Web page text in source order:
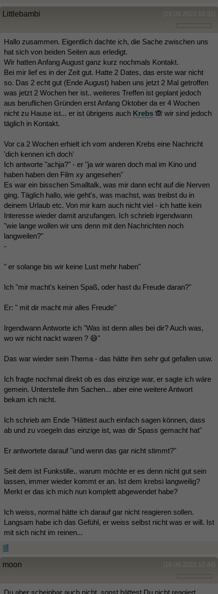
(19.09.2023 10:31)
Littlebambi
Hallo zusammen. Eigentlich dachte ich, die Sache zwischen uns
hat sich von beiden Seiten aus erledigt.
Wir hatten Anfang August ganz kurz nochmals Kontakt.
Bei mir lief es in der Zeit gut. Hatte 2 Dates, das erste war nicht
so. Das 2 echt gut (Ende August) haben uns jetzt 2 Mal getroffen
was jetzt 2 Wochen her ist.. weiteres Treffen ist geplant jedoch
aus beruflichen Gründen erst Anfang Oktober da er 4 Wochen
nicht zu Hause ist... er ist übrigens auch Krebs 🙈 wir sind jedoch
täglich in Kontakt.
Vor ca 2 Wochen erhielt ich vom anderen Krebs eine Nachricht
'dich kennen ich doch'
Ich antworte "achja?" - er "ja wir waren doch mal im Kino und
haben haben den Film xy angesehen"
Es war ein bisschen Smalltalk, was mir dann echt auf die Nerven
ging. Täglich hallo, wie geht's, was machst, was treibst du in
deinem Urlaub etc. Von mir kam auch nicht viel - ich hatte kein
Interesse wieder damit anzufangen. Ich schrieb irgendwann
"wie lange wollen wir uns denn mit den Nachrichten noch
langweilen?"
-
" er solange bis wir keine Lust mehr haben"
Ich "mir macht's keinen Spaß, oder hast du Freude daran?"
Er: " mit dir macht mir alles Freude"
Irgendwann Antworte ich "Was ist denn alles bei dir? Auch was,
wo wir nicht nackt waren ? 😅"
Das war wieder sein Thema - das hätte ihm sehr gut gefallen usw.
Ich fragte nochmal direkt ob es das einzige war, er sagte ich wäre
gemein. Unterstelle ihm Sachen... aber eine weitere Antwort
bekam ich nicht.
Ich schrieb am Ende "Hättest auch einfach sagen können, dass
ab und zu voegeln das einzige ist, was dir Spass gemacht hat"
Er antwortete darauf "und wenn das gar nicht stimmt?"
Seit dem ist Funkstille.. warum möchte er es denn nicht gut sein
lassen, immer wieder kommt er an. Ist dem krebsi langweilig?
Merkt er das ich mich nun komplett abgewendet habe?
Ich weiss, normal hätte ich darauf gar nicht reagieren sollen.
Langsam habe ich das Gefühl, er weiss selbst nicht was er will. Ist
mit sich nicht im reinen...
(19.09.2023 10:44)
moon
Du aber scheinbar auch nicht, sonst hättest Du nicht reagiert....